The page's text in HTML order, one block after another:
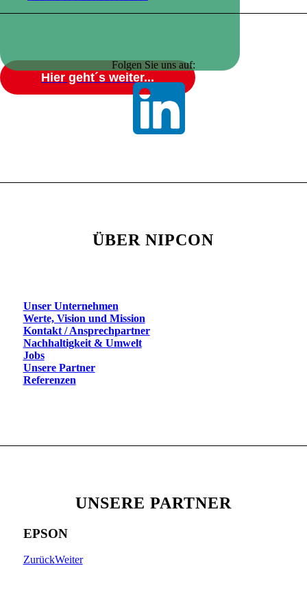
Hier geht´s weiter...
RESSOURCEN UND
ENERGIE SPAREN
DRUCKEN
Folgen Sie uns auf:
ÜBER NIPCON
Unser Unternehmen
Werte, Vision und Mission
Kontakt / Ansprechpartner
Nachhaltigkeit & Umwelt
Jobs
Unsere Partner
Referenzen
UNSERE PARTNER
EPSON
ZurückWeiter